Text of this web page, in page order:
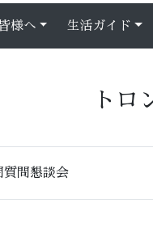
様へ 生活ガイド
トロ
質問懇談会